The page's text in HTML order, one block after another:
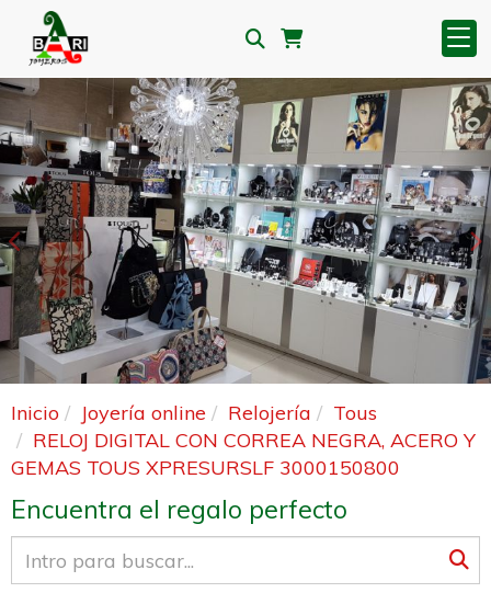
Anterior
Inicio Joyería online Relojería
Tous
RELOJ DIGITAL CON CORREA NEGRA, ACERO Y
GEMAS TOUS XPRESURSLF 3000150800
Encuentra el regalo perfecto